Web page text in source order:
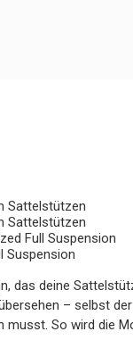
Sattelstützen
Sattelstützen
Full Suspension
Suspension
das deine
– selbst
musst. So wird die